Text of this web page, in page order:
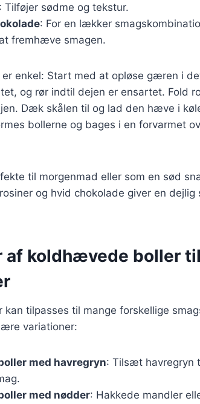
: Tilføjer sødme og tekstur.
: For en lækker
fremhæve smagen.
er enkel: Start med at opløse gæren i
og rør indtil dejen er ensartet. Fold
Dæk skålen til og lad den hæve i
bollerne og bages i en forvarmet
til morgenmad eller som en sød
og hvid chokolade giver en dejlig
af koldhævede boller
tilpasses til mange forskellige
variationer:
med havregryn: Tilsæt havregryn
med nødder: Hakkede mandler